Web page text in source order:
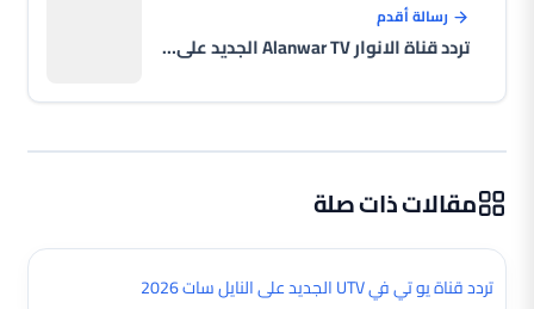
رسالة أقدم
تردد قناة الانوار Alanwar TV الجديد على النايل سات 2026
مقالات ذات صلة
تردد قناة يو تي في UTV الجديد على النايل سات 2026